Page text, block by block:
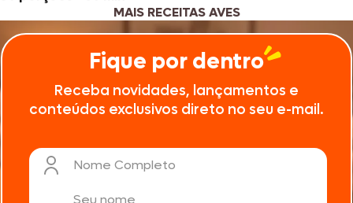
MAIS RECEITAS AVES
Fique por dentro
Receba novidades, lançamentos e
conteúdos exclusivos direto no seu e-mail.
Nome Completo